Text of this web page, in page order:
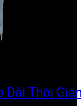
Dài Thời